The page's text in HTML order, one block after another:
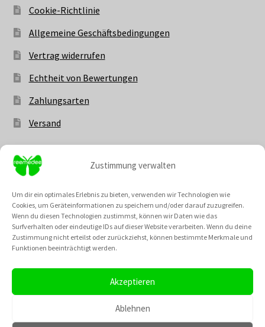
Zustimmung verwalten
Um dir ein optimales Erlebnis zu bieten, verwenden wir Technologien wie
Cookies, um Geräteinformationen zu speichern und/oder darauf zuzugreifen.
Wenn du diesen Technologien zustimmst, können wir Daten wie das
Surfverhalten oder eindeutige IDs auf dieser Website verarbeiten. Wenn du deine
Zustimmung nicht erteilst oder zurückziehst, können bestimmte Merkmale und
Funktionen beeinträchtigt werden.
Akzeptieren
Ablehnen
bestellen! Und die besten Rabattaktionen des Monats
haben einen extra Menüpunt bekommen, wo du dir einen
Gutscheincode für den August sichern kannst!
Verwerfen
Cookie-Richtlinie
Allgemeine Geschäftsbedingungen
Vertrag widerrufen
Echtheit von Bewertungen
Zahlungsarten
Versand
Unsere Community @
TikTok
Instagram
Pinterest
YouTube